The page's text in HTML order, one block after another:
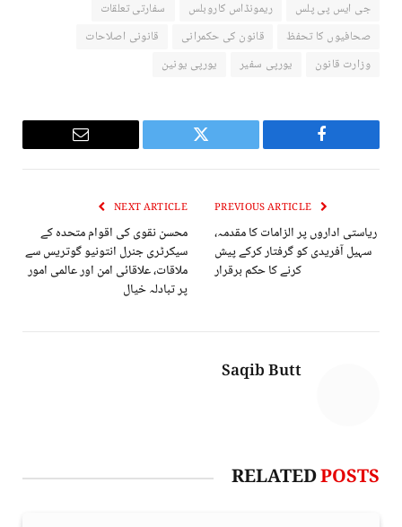
جی ایس پی پلس
ریمونڈاس کاروبلس
سفارتی تعلقات
صحافیوں کا تحفظ
قانون کی حکمرانی
قانونی اصلاحات
وزارت قانون
یورپی سفیر یورپی یونین
Facebook
Twitter
Email
ریاستی اداروں پر الزامات کا مقدمہ،
سہیل آفریدی کو گرفتار کرکے پیش
کرنے کا حکم برقرار
NEXT ARTICLE
محسن نقوی کی اقوام متحدہ کے
سیکرٹری جنرل انتونیو گوتریس سے
ملاقات، علاقائی امن اور عالمی امور
پر تبادلہ خیال
Saqib Butt
RELATEDPOSTS